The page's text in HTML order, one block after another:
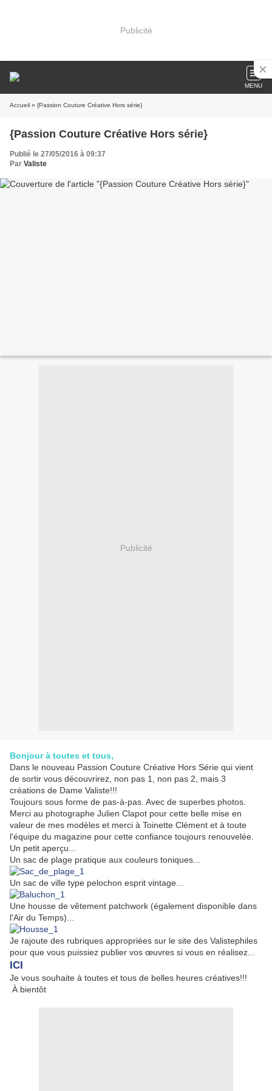
Publicité
MENU
Accueil » {Passion Couture Créative Hors série}
{Passion Couture Créative Hors série}
Publié le 27/05/2016 à 09:37
Par Valiste
Publicité
Bonjour à toutes et tous,
Dans le nouveau Passion Couture Créative Hors Série qui vient
de sortir vous découvrirez, non pas 1, non pas 2, mais 3
créations de Dame Valiste!!!
Toujours sous forme de pas-à-pas. Avec de superbes photos.
Merci au photographe Julien Clapot pour cette belle mise en
valeur de mes modèles et merci à Toinette Clément et à toute
l'équipe du magazine pour cette confiance toujours renouvelée.
Un petit aperçu...
Un sac de plage pratique aux couleurs toniques...
Un sac de ville type pelochon esprit vintage...
Une housse de vêtement patchwork (également disponible dans
l'Air du Temps)...
Je rajoute des rubriques appropriées sur le site des Valistephiles
pour que vous puissiez publier vos œuvres si vous en réalisez...
ICI
Je vous souhaite à toutes et tous de belles heures créatives!!!
À bientôt